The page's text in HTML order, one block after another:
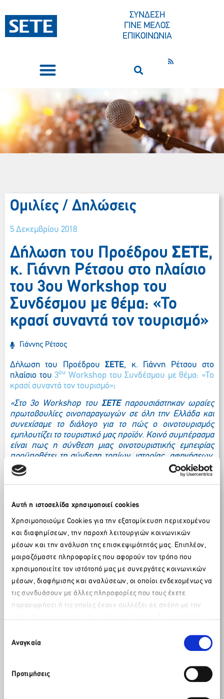
Αυτή η ιστοσελίδα χρησιμοποιεί cookies
Χρησιμοποιούμε Cookies για την εξατομίκευση περιεχομένου
και διαφημίσεων, την παροχή λειτουργιών κοινωνικών
μέσων και την ανάλυση της επισκεψιμότητάς μας. Επιπλέον,
μοιραζόμαστε πληροφορίες που αφορούν τον τρόπο που
χρησιμοποιείτε τον ιστότοπό μας με συνεργάτες κοινωνικών
μέσων, διαφήμισης και αναλύσεων, οι οποίοι ενδεχομένως να
τις συνδυάσουν με άλλες πληροφορίες που τους έχετε
παραχωρήσει ή τις οποίες έχουν συλλέξει σε σχέση με την
των Cookies μας.
συγκατάθεσης
Αναγκαία
Προτιμήσεις
ΣΥΝΔΕΣΗ
ΓΙΝΕ ΜΕΛΟΣ
ΕΠΙΚΟΙΝΩΝΙΑ
Ομιλίες / Δηλώσεις
5 Δεκεμβρίου 2018
Δήλωση του Προέδρου ΣΕΤΕ,
κ. Γιάννη Ρέτσου στο πλαίσιο
του 3ου Workshop του
Συνδέσμου με θέμα: «Το
κρασί συναντά τον τουρισμό»
Γιάννης Ρέτσος
Δήλωση του ΠροέδρουΣΕΤΕ, κ. Γιάννη Ρέτσου στο
πλαίσιο του3ου Workshop του Συνδέσμου με θέμα: «Το
κρασί συναντά τον τουρισμό»:
«Στο 3ο Workshop του ΣΕΤΕ παρουσιάστηκαν ωραίες
πρωτοβουλίες οινοπαραγωγών σε όλη την Ελλάδα και
συνεχίσαμε το διάλογο για το πώς ο οινοτουρισμός
εμπλουτίζει το τουριστικό μας προϊόν. Κοινό συμπέρασμα
είναι πως η σύνθεση μιας οινοτουριστικής εμπειρίας
προϋποθέτει τη σύνδεση τοπίων, ιστορίας, αφηγήσεων,
υποδομών, ανθρώπων. Μέσα σε ένα ευρύ οικοσύστημα
θα πρέπει να βρούμε τους τρόπους να συνδημιουργούμε